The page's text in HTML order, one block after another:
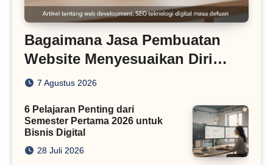
Bagaimana Jasa Pembuatan
Website Menyesuaikan Diri
dengan Algoritma SEO Masa
7 Agustus 2026
6 Pelajaran Penting dari
Semester Pertama 2026 untuk
Bisnis Digital
28 Juli 2026